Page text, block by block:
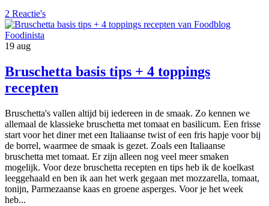
2 Reactie's
19 aug
Bruschetta basis tips + 4 toppings
recepten
Bruschetta's vallen altijd bij iedereen in de smaak. Zo kennen we
allemaal de klassieke bruschetta met tomaat en basilicum. Een frisse
start voor het diner met een Italiaanse twist of een fris hapje voor bij
de borrel, waarmee de smaak is gezet. Zoals een Italiaanse
bruschetta met tomaat. Er zijn alleen nog veel meer smaken
mogelijk. Voor deze bruschetta recepten en tips heb ik de koelkast
leeggehaald en ben ik aan het werk gegaan met mozzarella, tomaat,
tonijn, Parmezaanse kaas en groene asperges. Voor je het week
heb...